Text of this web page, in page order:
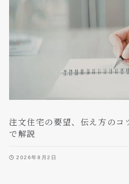
注文住宅の要望、伝え方のコ
で解説
2026年8月2日